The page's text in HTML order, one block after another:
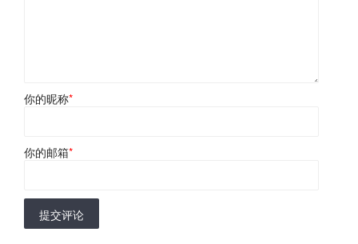
你的昵称*
你的邮箱*
提交评论